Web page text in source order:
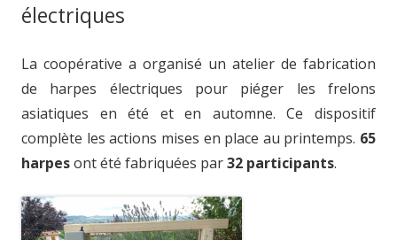
électriques
La coopérative a organisé un atelier de fabrication
de harpes électriques pour piéger les frelons
asiatiques en été et en automne. Ce dispositif
complète les actions mises en place au printemps. 65
harpesont été fabriquées par32 participants.